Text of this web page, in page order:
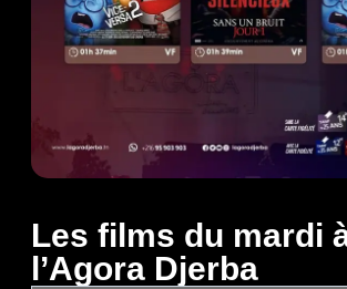
Les films du mardi
l’Agora Djerba